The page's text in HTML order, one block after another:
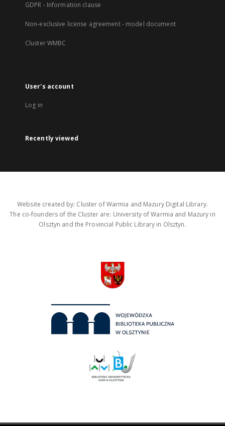
GDPR - Information clause
Non-exclusive license agreement - model document
Cluster WMBC
User's account
Log in
Recently viewed
Website created by: Cluster of Warmia and Mazury Digital Library.
The co-founders of the Cluster are: University of Warmia and Mazury in
Olsztyn and the Provincial Public Library in Olsztyn.